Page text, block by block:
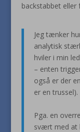
backstabbet eller
Jeg tænker
analytisk
hviler i min
– enten
også er der
er en trussel).
Pga. en
svært med at